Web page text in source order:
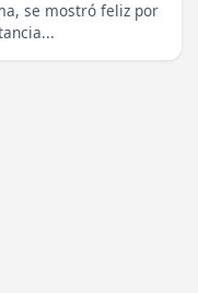
se mostró feliz por